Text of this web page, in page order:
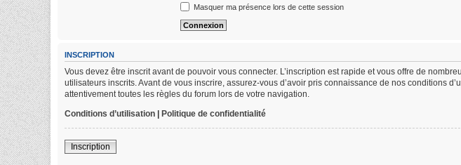
Masquer ma présence lors de cette session
INSCRIPTION
Vous devez être inscrit avant de pouvoir vous connecter. L’inscription est rapide et vous offre de
utilisateurs inscrits. Avant de vous inscrire, assurez-vous d’avoir pris connaissance de nos conditions
attentivement toutes les règles du forum lors de votre navigation.
Conditions d’utilisation | Politique de confidentialité
Inscription